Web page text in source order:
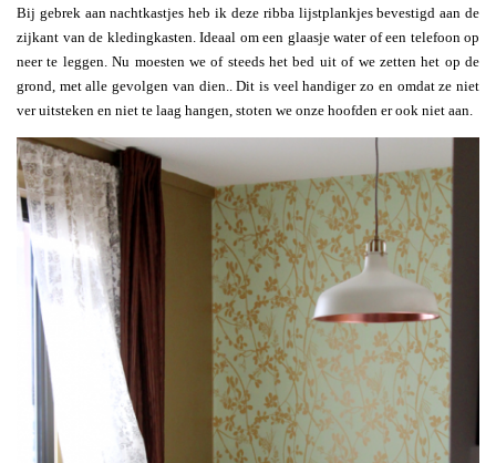
Bij gebrek aan nachtkastjes heb ik deze ribba lijstplankjes bevestigd aan de
zijkant van de kledingkasten. Ideaal om een glaasje water of een telefoon op
neer te leggen. Nu moesten we of steeds het bed uit of we zetten het op de
grond, met alle gevolgen van dien.. Dit is veel handiger zo en omdat ze niet
ver uitsteken en niet te laag hangen, stoten we onze hoofden er ook niet aan.